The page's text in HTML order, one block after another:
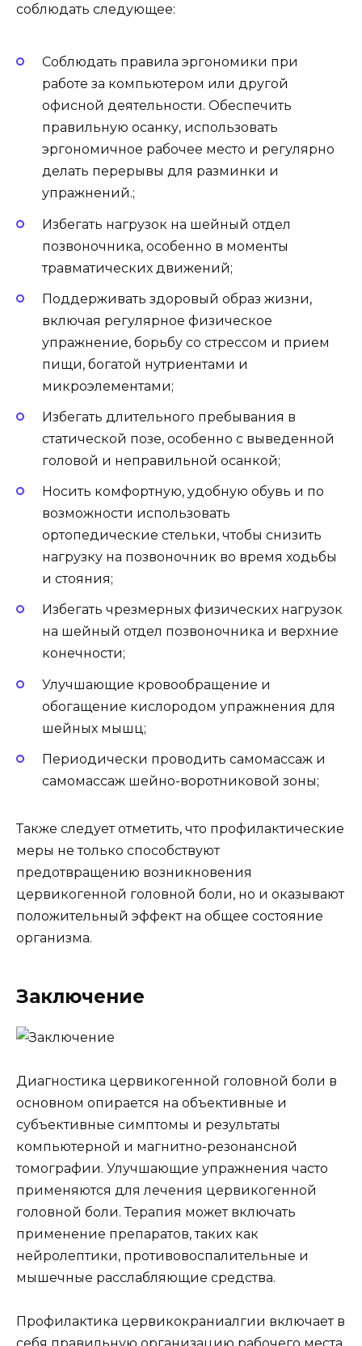
соблюдать следующее:
Соблюдать правила эргономики при
работе за компьютером или другой
офисной деятельности. Обеспечить
правильную осанку, использовать
эргономичное рабочее место и регулярно
делать перерывы для разминки и
упражнений.;
Избегать нагрузок на шейный отдел
позвоночника, особенно в моменты
травматических движений;
Поддерживать здоровый образ жизни,
включая регулярное физическое
упражнение, борьбу со стрессом и прием
пищи, богатой нутриентами и
микроэлементами;
Избегать длительного пребывания в
статической позе, особенно с выведенной
головой и неправильной осанкой;
Носить комфортную, удобную обувь и по
возможности использовать
ортопедические стельки, чтобы снизить
нагрузку на позвоночник во время ходьбы
и стояния;
Избегать чрезмерных физических нагрузок
на шейный отдел позвоночника и верхние
конечности;
Улучшающие кровообращение и
обогащение кислородом упражнения для
шейных мышц;
Периодически проводить самомассаж и
самомассаж шейно-воротниковой зоны;
Также следует отметить, что профилактические
меры не только способствуют
предотвращению возникновения
цервикогенной головной боли, но и оказывают
положительный эффект на общее состояние
организма.
Заключение
Диагностика цервикогенной головной боли в
основном опирается на объективные и
субъективные симптомы и результаты
компьютерной и магнитно-резонансной
томографии. Улучшающие упражнения часто
применяются для лечения цервикогенной
головной боли. Терапия может включать
применение препаратов, таких как
нейролептики, противовоспалительные и
мышечные расслабляющие средства.
Профилактика цервикокраниалгии включает в